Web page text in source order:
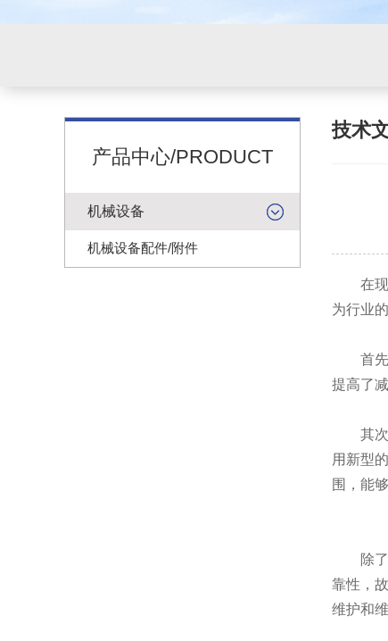
产品中心/PRODUCT
机械设备
机械设备配件/附件
技术
在现代
为行业
首先，
提高了
其次，
用新型
围，能
除了材
靠性，
维护和